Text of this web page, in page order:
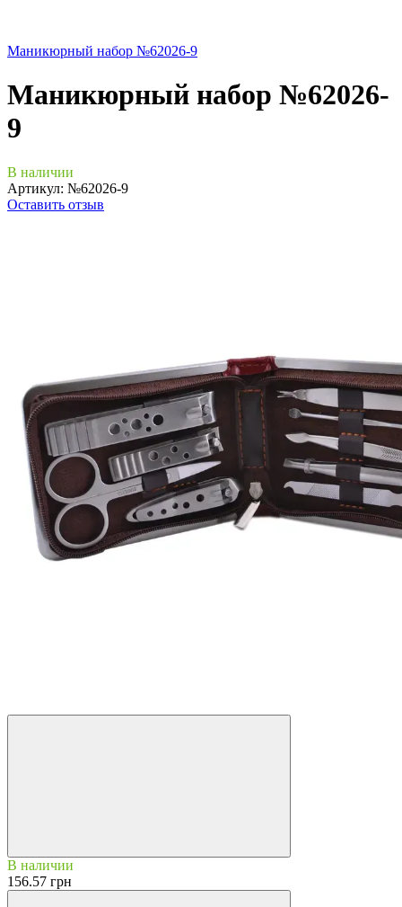
Маникюрный набор №62026-9
Маникюрный набор №62026-
9
В наличии
Артикул: №62026-9
Оставить отзыв
В наличии
156.57 грн